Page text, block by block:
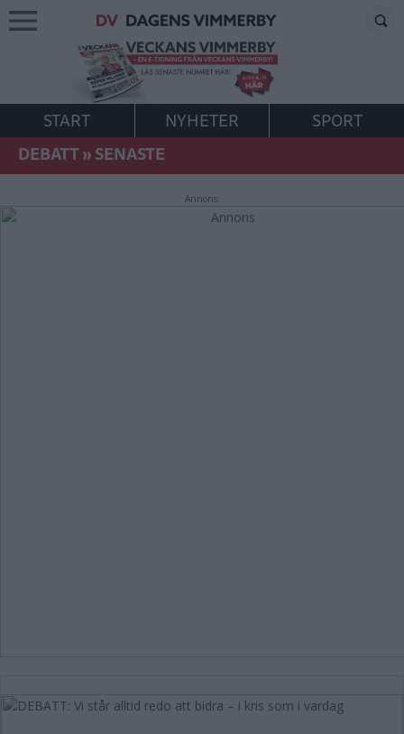
START NYHETER
SPORT
DEBATT»SENASTE
Annons: